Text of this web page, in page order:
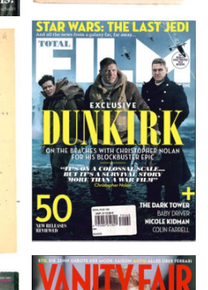
TOTAL FILM #260 –
SUMMER 2017